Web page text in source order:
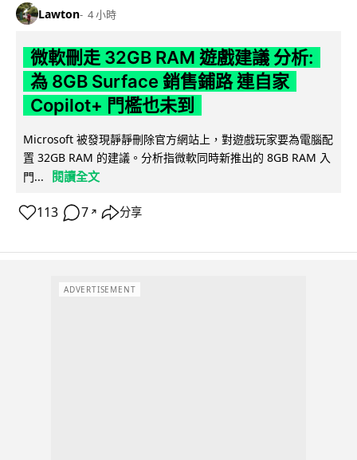
Lawton 4 小時
微軟刪走 32GB RAM 遊戲建議 分析:
為 8GB Surface 銷售鋪路 連自家
Copilot+ 門檻也未到
Microsoft 被發現靜靜刪除官方網站上，對遊戲玩家要為電腦配
置 32GB RAM 的建議。分析指微軟同時新推出的 8GB RAM 入
門...
閱讀全文
113 7 ↗ 分享
ADVERTISEMENT